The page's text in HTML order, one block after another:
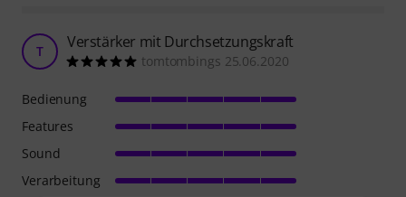
T Verstärker mit Durchsetzungskraft
tomtombings 25.06.2020
Bedienung
Features
Sound
Verarbeitung